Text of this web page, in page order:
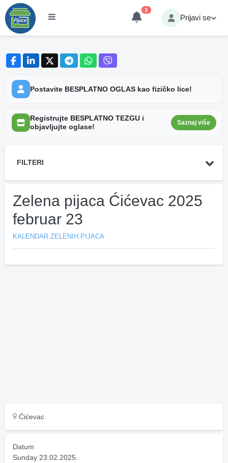
3
Prijavi se
Postavite BESPLATNO OGLAS kao fizičko lice!
Registrujte BESPLATNO TEZGU i
objavljujte oglase!
Saznaj više
FILTERI
Zelena pijaca Ćićevac 2025
februar 23
KALENDAR ZELENIH PIJACA
Ćićevac
Datum
Sunday 23.02.2025.